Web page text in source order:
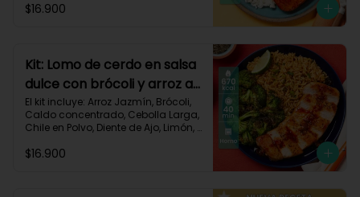
Receta Impresa.
$16.900
Kit: Lomo de cerdo en salsa
dulce con brócoli y arroz al
chile-91
El kit incluye: Arroz Jazmín, Brócoli,
Caldo concentrado, Cebolla Larga,
Chile en Polvo, Diente de Ajo, Limón,
Mantequilla, Mermelada Roja,
$16.900